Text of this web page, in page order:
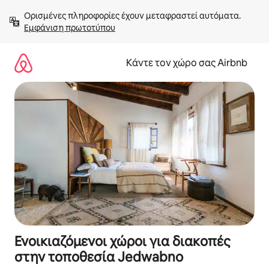
στο
περιεχόμενοΕμφάνιση πρωτοτύπου
Κάντε τον χώρο σας Airbnb
Ενοικιαζόμενοι χώροι για διακοπές
στην τοποθεσία Jedwabno